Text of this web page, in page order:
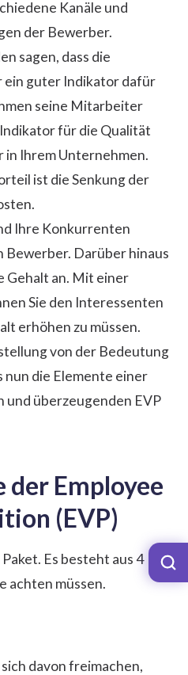
Kanäle und
der Bewerber.
sagen, dass die
ein guter Indikator dafür
seine Mitarbeiter
für die Qualität
Ihrem Unternehmen.
ist die Senkung der
Ihre Konkurrenten
Darüber hinaus
Gehalt an. Mit einer
Sie den Interessenten
erhöhen zu müssen.
von der Bedeutung
nun die Elemente einer
überzeugenden EVP
der Employee
(EVP)
Es besteht aus 4
achten müssen.
davon freimachen,